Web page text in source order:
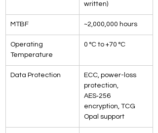
written)
MTBF ~2,000,000 hours
Operating
Temperature
0 °C to +70 °C
Data Protection
ECC, power-loss
protection,
AES‑256
encryption, TCG
Opal support